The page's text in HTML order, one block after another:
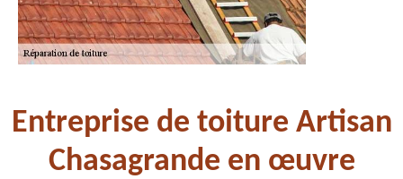
Entreprise de toiture Artisan
Chasagrande en œuvre